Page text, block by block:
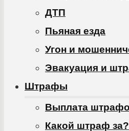
ДТП
Пьяная езда
Угон и
Эвакуация и
Штрафы
Выплата
Какой штраф за?